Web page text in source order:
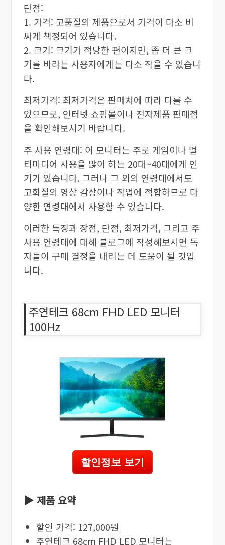
단점:
1. 가격: 고품질의 제품으로서 가격이 다소 비
싸게 책정되어 있습니다.
2. 크기: 크기가 적당한 편이지만, 좀 더 큰 크
기를 바라는 사용자에게는 다소 작을 수 있습니
다.
최저가격: 최저가격은 판매처에 따라 다를 수
있으므로, 인터넷 쇼핑몰이나 전자제품 판매점
을 확인해보시기 바랍니다.
주 사용 연령대: 이 모니터는 주로 게임이나 멀
티미디어 사용을 많이 하는 20대~40대에게 인
기가 있습니다. 그러나 그 외의 연령대에서도
고화질의 영상 감상이나 작업에 적합하므로 다
양한 연령대에서 사용할 수 있습니다.
이러한 특징과 장점, 단점, 최저가격, 그리고 주
사용 연령대에 대해 블로그에 작성해보시면 독
자들이 구매 결정을 내리는 데 도움이 될 것입
니다.
주연테크 68cm FHD LED 모니터
100Hz
할인정보 보기
▶ 제품 요약
할인 가격: 127,000원
주연테크 68cm FHD LED 모니터는